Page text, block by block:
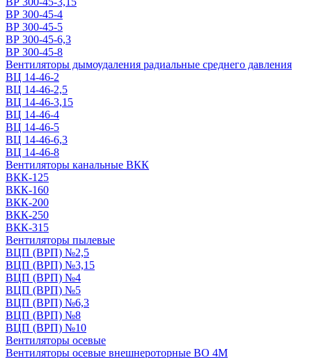
ВР 300-45-4
ВР 300-45-5
ВР 300-45-6,3
ВР 300-45-8
Вентиляторы дымоудаления радиальные среднего давления
ВЦ 14-46-2
ВЦ 14-46-2,5
ВЦ 14-46-3,15
ВЦ 14-46-4
ВЦ 14-46-5
ВЦ 14-46-6,3
ВЦ 14-46-8
Вентиляторы канальные ВКК
ВКК-125
ВКК-160
ВКК-200
ВКК-250
ВКК-315
Вентиляторы пылевые
ВЦП (ВРП) №2,5
ВЦП (ВРП) №3,15
ВЦП (ВРП) №4
ВЦП (ВРП) №5
ВЦП (ВРП) №6,3
ВЦП (ВРП) №8
ВЦП (ВРП) №10
Вентиляторы осевые
Вентиляторы осевые внешнероторные ВО 4М